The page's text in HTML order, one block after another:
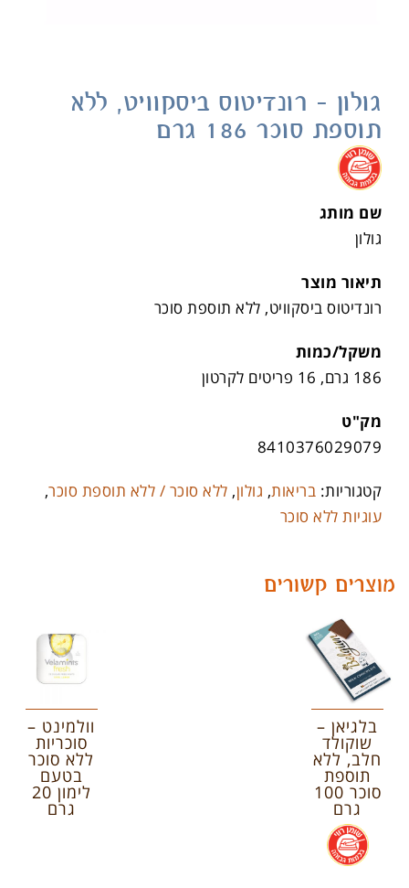
גולון – רונדיטוס ביסקוויט, ללא
תוספת סוכר 186 גרם
.
שם מותג
גולון
תיאור מוצר
רונדיטוס ביסקוויט, ללא תוספת סוכר
משקל/כמות
186 גרם, 16 פריטים לקרטון
מק"ט
8410376029079
קטגוריות: בריאות, גולון, ללא סוכר / ללא תוספת סוכר,
עוגיות ללא סוכר
מוצרים קשורים
בלגיאן –
שוקולד
חלב, ללא
תוספת
סוכר 100
גרם
.
וולמינט –
סוכריות
ללא סוכר
בטעם
לימון 20
גרם